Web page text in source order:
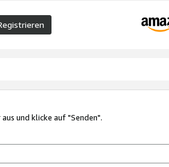
und klicke auf "Senden".